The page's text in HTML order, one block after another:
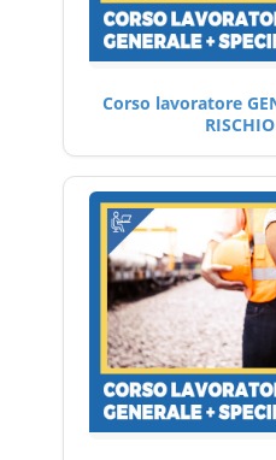
Corso lavoratore